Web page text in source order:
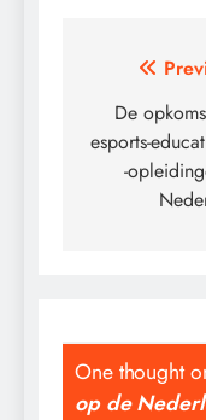
Post
De
esports-
-
One thought
op de